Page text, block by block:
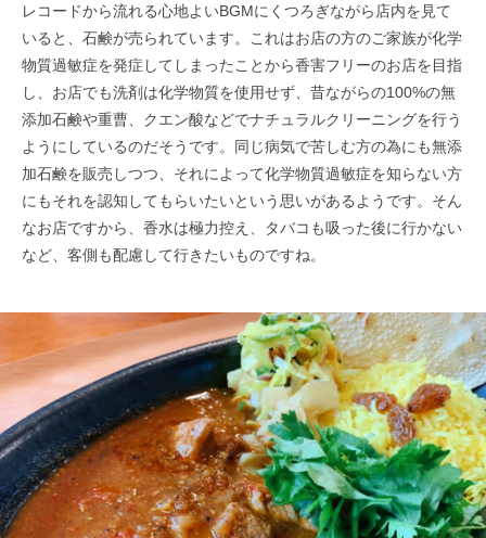
レコードから流れる心地よいBGMにくつろぎながら店内を見て
いると、石鹸が売られています。これはお店の方のご家族が化学
物質過敏症を発症してしまったことから香害フリーのお店を目指
し、お店でも洗剤は化学物質を使用せず、昔ながらの100%の無
添加石鹸や重曹、クエン酸などでナチュラルクリーニングを行う
ようにしているのだそうです。同じ病気で苦しむ方の為にも無添
加石鹸を販売しつつ、それによって化学物質過敏症を知らない方
にもそれを認知してもらいたいという思いがあるようです。そん
なお店ですから、香水は極力控え、タバコも吸った後に行かない
など、客側も配慮して行きたいものですね。